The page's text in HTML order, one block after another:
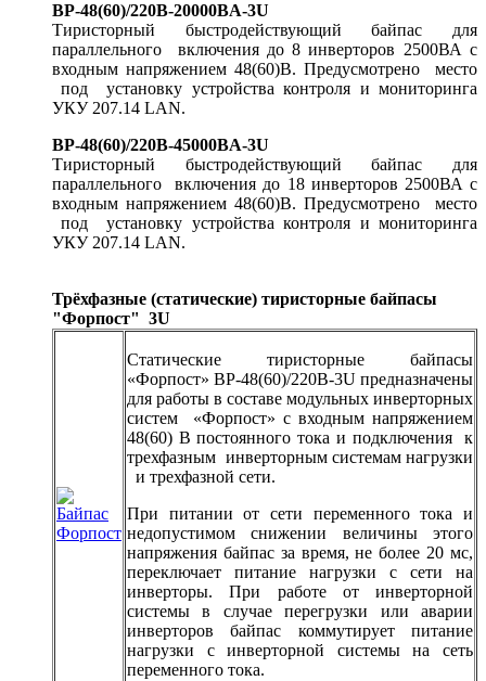
BP-48(60)/220B-20000BA-3U
Тиристорный быстродействующий байпас для
параллельного включения до 8 инверторов 2500ВА с
входным напряжением 48(60)В. Предусмотрено место
под установку устройства контроля и мониторинга
УКУ 207.14 LAN.
BP-48(60)/220B-45000BA-3U
Тиристорный быстродействующий байпас для
параллельного включения до 18 инверторов 2500ВА с
входным напряжением 48(60)В. Предусмотрено место
под установку устройства контроля и мониторинга
УКУ 207.14 LAN.
Трёхфазные (статические) тиристорные байпасы
"Форпост" 3U
Статические тиристорные байпасы
«Форпост» BP-48(60)/220В-3U предназначены
для работы в составе модульных инверторных
систем «Форпост» с входным напряжением
48(60) В постоянного тока и подключения к
трехфазным инверторным системам нагрузки
и трехфазной сети.
При питании от сети переменного тока и
недопустимом снижении величины этого
напряжения байпас за время, не более 20 мс,
переключает питание нагрузки с сети на
инверторы. При работе от инверторной
системы в случае перегрузки или аварии
инверторов байпас коммутирует питание
нагрузки с инверторной системы на сеть
переменного тока.